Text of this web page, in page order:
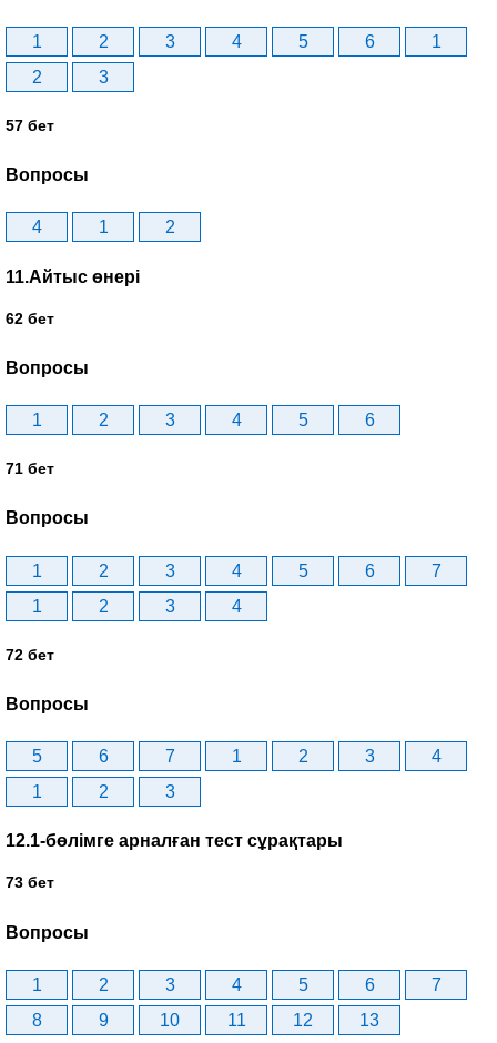
1 2 3 4 5 6
1
2
3
57 бет
Вопросы
4 1 2
11.Айтыс өнері
62 бет
Вопросы
1 2 3 4 5 6
71 бет
Вопросы
1 2 3 4 5 6
7
1
2 3 4
72 бет
Вопросы
5 6 7 1 2 3
4
1
2 3
12.1-бөлімге арналған тест сұрақтары
73 бет
Вопросы
1 2 3 4 5 6
7
8
9 10 11 12 13